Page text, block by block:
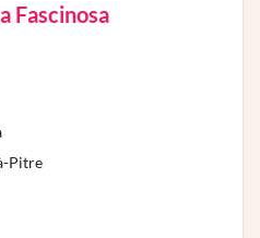
Fascinosa
Pitre